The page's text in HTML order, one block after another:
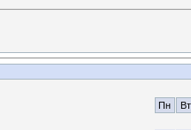
Пн Вт